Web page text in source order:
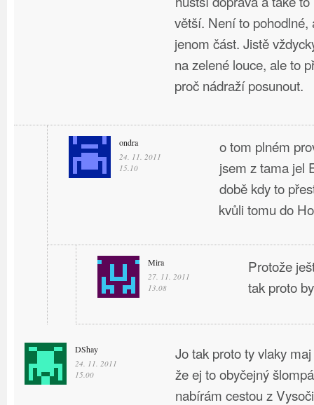
větší. Není to pohodlné,
jenom část. Jistě
na zelené louce, ale to
proč nádraží posunout.
ondra
24. 11. 2011
15.10
o tom plném
jsem z tama jel
době kdy to
kvůli tomu do
Mira
27. 11. 2011
13.08
Protože
tak proto
DShay
24. 11. 2011
15.00
Jo tak proto ty vlaky
že ej to obyčejný
nabírám cestou z